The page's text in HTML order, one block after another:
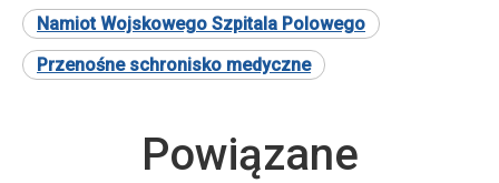
Namiot Wojskowego Szpitala Polowego
Przenośne schronisko medyczne
Powiązane